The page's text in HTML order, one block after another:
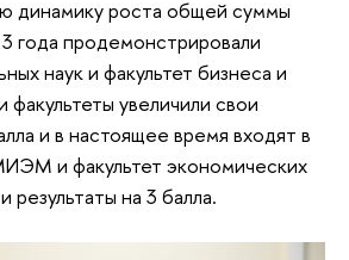
динамику роста общей суммы
года продемонстрировали
наук и факультет бизнеса и
увеличили свои
и в настоящее время входят в
и факультет экономических
результаты на 3 балла.